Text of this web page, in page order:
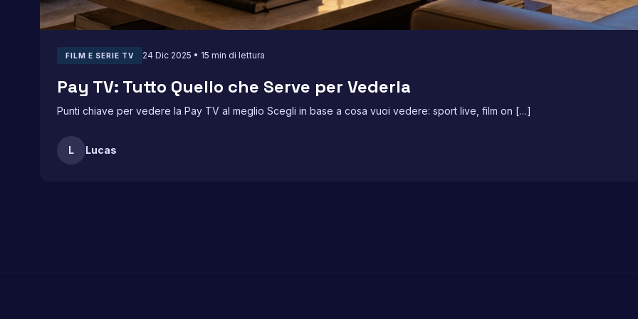
FILM E SERIE TV 24 Dic 2025 • 15 min di lettura
Pay TV: Tutto Quello che Serve per Vederla
Punti chiave per vedere la Pay TV al meglio Scegli in base a cosa vuoi vedere: sport live, film on […]
L Lucas